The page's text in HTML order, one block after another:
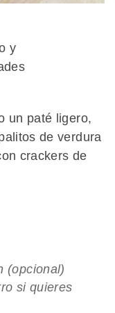
y
un paté ligero,
de verdura
crackers de
(opcional)
si quieres